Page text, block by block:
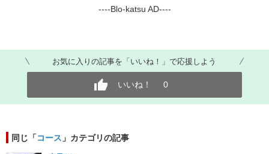
----Blo-katsu AD----
お気に入りの記事を「いいね！」で応援しよう
いいね！ 0
同じ「コース 」カテゴリの記事